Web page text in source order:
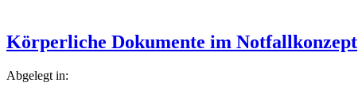
Körperliche Dokumente im Notfallkonzept
Abgelegt in: